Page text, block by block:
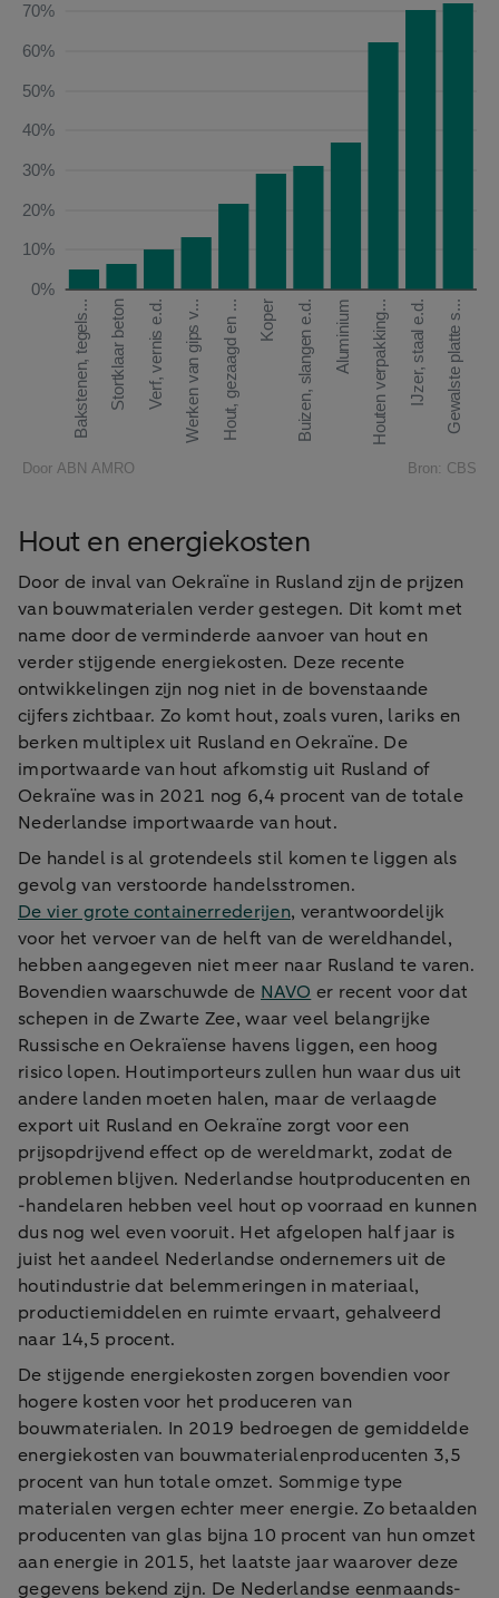
Hout en energiekosten
Door de inval van Oekraïne in Rusland zijn de prijzen
van bouwmaterialen verder gestegen. Dit komt met
name door de verminderde aanvoer van hout en
verder stijgende energiekosten. Deze recente
ontwikkelingen zijn nog niet in de bovenstaande
cijfers zichtbaar. Zo komt hout, zoals vuren, lariks en
berken multiplex uit Rusland en Oekraïne. De
importwaarde van hout afkomstig uit Rusland of
Oekraïne was in 2021 nog 6,4 procent van de totale
Nederlandse importwaarde van hout.
De handel is al grotendeels stil komen te liggen als
gevolg van verstoorde handelsstromen.
De vier grote containerrederijen, verantwoordelijk
voor het vervoer van de helft van de wereldhandel,
hebben aangegeven niet meer naar Rusland te varen.
Bovendien waarschuwde de NAVO er recent voor dat
schepen in de Zwarte Zee, waar veel belangrijke
Russische en Oekraïense havens liggen, een hoog
risico lopen. Houtimporteurs zullen hun waar dus uit
andere landen moeten halen, maar de verlaagde
export uit Rusland en Oekraïne zorgt voor een
prijsopdrijvend effect op de wereldmarkt, zodat de
problemen blijven. Nederlandse houtproducenten en
-handelaren hebben veel hout op voorraad en kunnen
dus nog wel even vooruit. Het afgelopen half jaar is
juist het aandeel Nederlandse ondernemers uit de
houtindustrie dat belemmeringen in materiaal,
productiemiddelen en ruimte ervaart, gehalveerd
naar 14,5 procent.
De stijgende energiekosten zorgen bovendien voor
hogere kosten voor het produceren van
bouwmaterialen. In 2019 bedroegen de gemiddelde
energiekosten van bouwmaterialenproducenten 3,5
procent van hun totale omzet. Sommige type
materialen vergen echter meer energie. Zo betaalden
producenten van glas bijna 10 procent van hun omzet
aan energie in 2015, het laatste jaar waarover deze
gegevens bekend zijn. De Nederlandse eenmaands-